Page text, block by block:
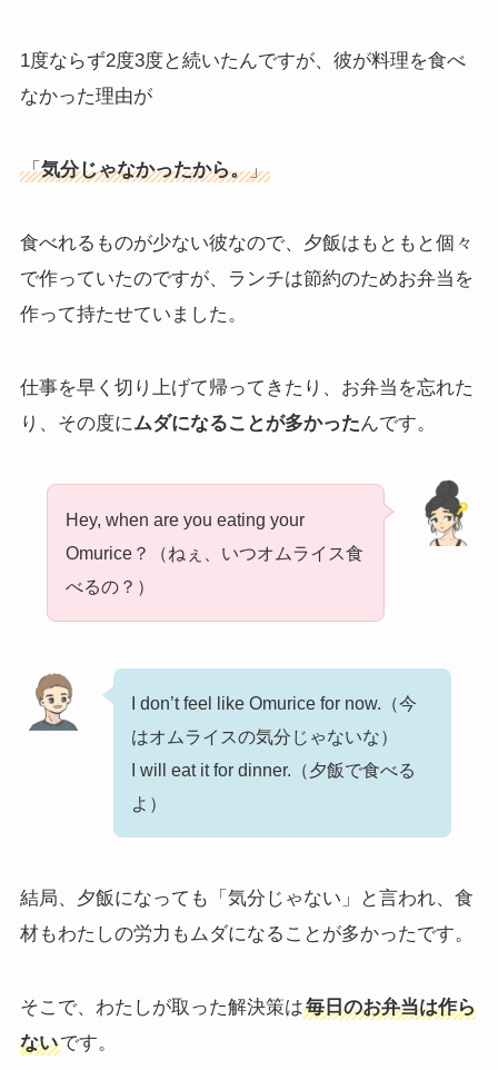
1度ならず2度3度と続いたんですが、彼が料理を食べ
なかった理由が
「気分じゃなかったから。」
食べれるものが少ない彼なので、夕飯はもともと個々
で作っていたのですが、ランチは節約のためお弁当を
作って持たせていました。
仕事を早く切り上げて帰ってきたり、お弁当を忘れた
り、その度にムダになることが多かったんです。
Hey, when are you eating your
Omurice？（ねぇ、いつオムライス食
べるの？）
I don’t feel like Omurice for now.（今
はオムライスの気分じゃないな）
I will eat it for dinner.（夕飯で食べる
よ）
結局、夕飯になっても「気分じゃない」と言われ、食
材もわたしの労力もムダになることが多かったです。
そこで、わたしが取った解決策は毎日のお弁当は作ら
ないです。